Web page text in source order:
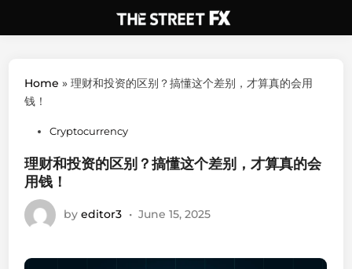
Home »理财和投资的区别？搞懂这个差别，才算真的会用
钱！
Posted
in
Cryptocurrency
理财和投资的区别？搞懂这个差别，才算真的会
用钱！
byeditor3 • June 15, 2025